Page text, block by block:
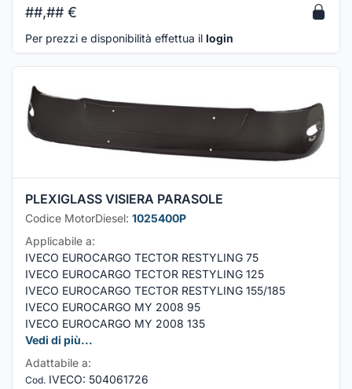
##,## €
Per prezzi e disponibilità effettua il login
PLEXIGLASS VISIERA PARASOLE
Codice MotorDiesel: 1025400P
Applicabile a:
IVECO EUROCARGO TECTOR RESTYLING 75
IVECO EUROCARGO TECTOR RESTYLING 125
IVECO EUROCARGO TECTOR RESTYLING 155/185
IVECO EUROCARGO MY 2008 95
IVECO EUROCARGO MY 2008 135
Vedi di più...
Adattabile a:
Cod. IVECO: 504061726